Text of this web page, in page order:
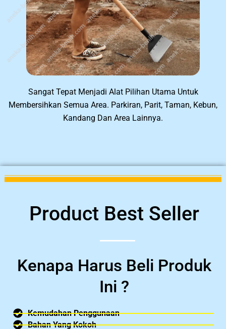
Sangat Tepat Menjadi Alat Pilihan Utama Untuk
Membersihkan Semua Area. Parkiran, Parit, Taman, Kebun,
Kandang Dan Area Lainnya.
Product Best Seller
Kenapa Harus Beli Produk
Ini ?
Kemudahan Penggunaan
Bahan Yang Kokoh